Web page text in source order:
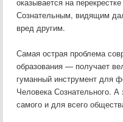
Сознательным, видящим
вред другим.
Самая острая проблема
образования — получает
гуманный инструмент для
Человека Сознательного.
самого и для всего